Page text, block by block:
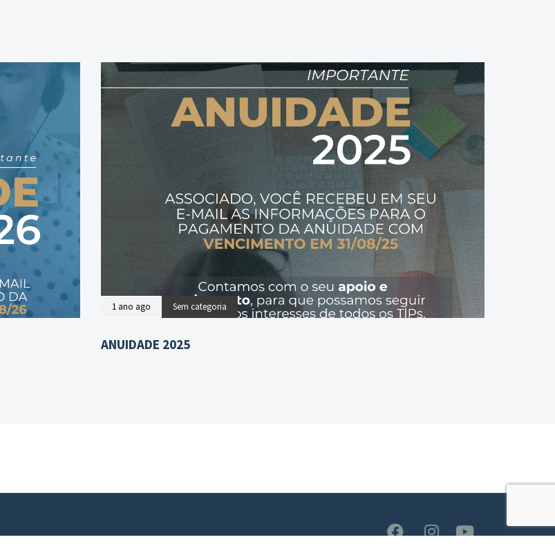
1 ano ago Sem categoria
ANUIDADE 2025